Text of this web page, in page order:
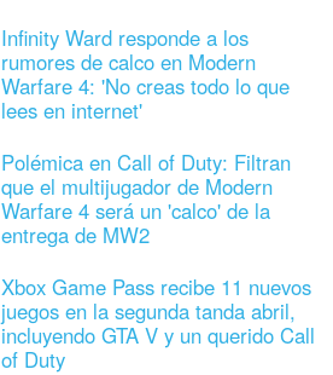
Infinity Ward responde a los
rumores de calco en Modern
Warfare 4: 'No creas todo lo que
lees en internet'
Polémica en Call of Duty: Filtran
que el multijugador de Modern
Warfare 4 será un 'calco' de la
entrega de MW2
Xbox Game Pass recibe 11 nuevos
juegos en la segunda tanda abril,
incluyendo GTA V y un querido Call
of Duty